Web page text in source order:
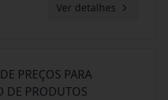
Ver detalhes
PREÇOS PARA
DE PRODUTOS